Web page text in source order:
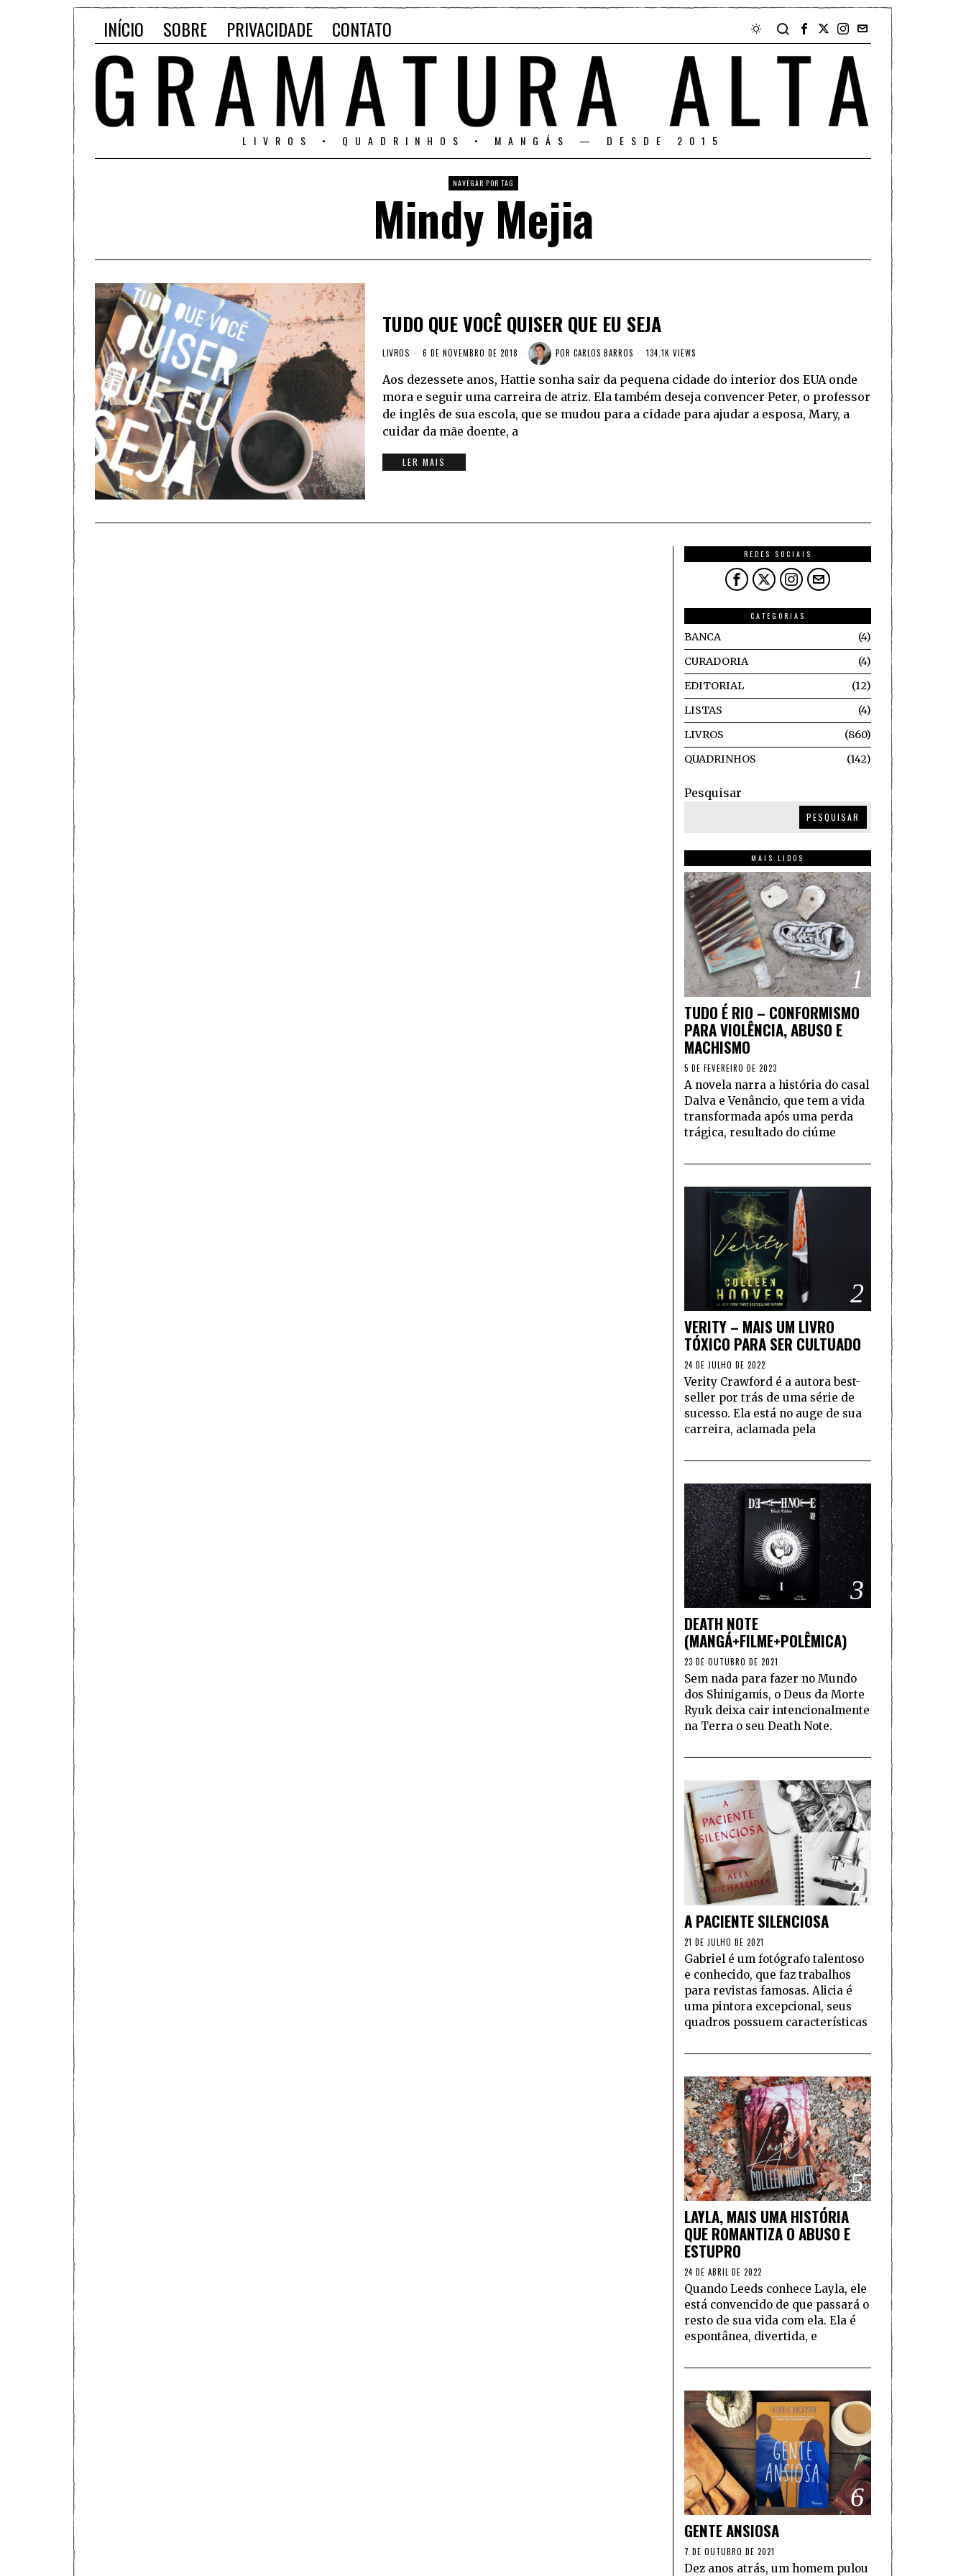
INÍCIO SOBRE PRIVACIDADE CONTATO
LIVROS • QUADRINHOS • MANGÁS — DESDE 2015
NAVEGAR POR TAG
Mindy Mejia
TUDO QUE VOCÊ QUISER QUE EU SEJA
LIVROS 6 DE NOVEMBRO DE 2018 POR CARLOS BARROS 134.1K VIEWS
Aos dezessete anos, Hattie sonha sair da pequena cidade do interior dos EUA onde
mora e seguir uma carreira de atriz. Ela também deseja convencer Peter, o professor
de inglês de sua escola, que se mudou para a cidade para ajudar a esposa, Mary, a
cuidar da mãe doente, a
LER MAIS
REDES SOCIAIS
CATEGORIAS
BANCA
4
CURADORIA
4
EDITORIAL
12
LISTAS
4
LIVROS
860
QUADRINHOS
142
Pesquisar
PESQUISAR
MAIS LIDOS
1
TUDO É RIO – CONFORMISMO
PARA VIOLÊNCIA, ABUSO E
MACHISMO
5 DE FEVEREIRO DE 2023
A novela narra a história do casal
Dalva e Venâncio, que tem a vida
transformada após uma perda
trágica, resultado do ciúme
2
VERITY – MAIS UM LIVRO
TÓXICO PARA SER CULTUADO
24 DE JULHO DE 2022
Verity Crawford é a autora best-
seller por trás de uma série de
sucesso. Ela está no auge de sua
carreira, aclamada pela
3
DEATH NOTE
(MANGÁ+FILME+POLÊMICA)
23 DE OUTUBRO DE 2021
Sem nada para fazer no Mundo
dos Shinigamis, o Deus da Morte
Ryuk deixa cair intencionalmente
na Terra o seu Death Note.
4
A PACIENTE SILENCIOSA
21 DE JULHO DE 2021
Gabriel é um fotógrafo talentoso
e conhecido, que faz trabalhos
para revistas famosas. Alicia é
uma pintora excepcional, seus
quadros possuem características
5
LAYLA, MAIS UMA HISTÓRIA
QUE ROMANTIZA O ABUSO E
ESTUPRO
24 DE ABRIL DE 2022
Quando Leeds conhece Layla, ele
está convencido de que passará o
resto de sua vida com ela. Ela é
espontânea, divertida, e
6
GENTE ANSIOSA
7 DE OUTUBRO DE 2021
Dez anos atrás, um homem pulou